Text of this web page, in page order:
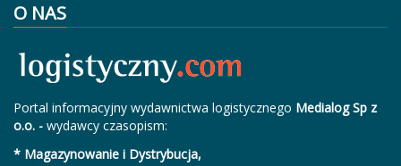
O NAS
Portal informacyjny wydawnictwa logistycznego Medialog Sp z
o.o. - wydawcy czasopism:
* Magazynowanie i Dystrybucja,